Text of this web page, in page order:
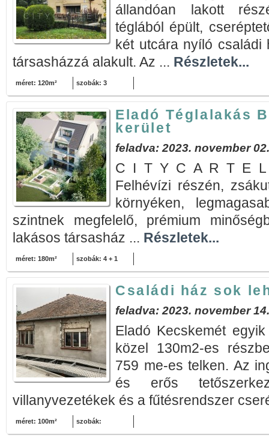
állandóan lakott
téglából épült,
két utcára nyíló családi
társasházzá alakult. Az ... Részletek...
méret: 120m² szobák: 3
Eladó Téglalakás
kerület
feladva: 2023. november 02.
C I T Y C A R T E L
Felhévízi részén,
környéken,
szintnek megfelelő, prémium
lakásos társasház ... Részletek...
méret: 180m² szobák: 4 + 1
Családi ház sok
feladva: 2023. november 14.
Eladó Kecskemét
közel 130m2-es
759 me-es telken. Az
és erős
villanyvezetékek és a fűtésrendszer
méret: 100m² szobák: